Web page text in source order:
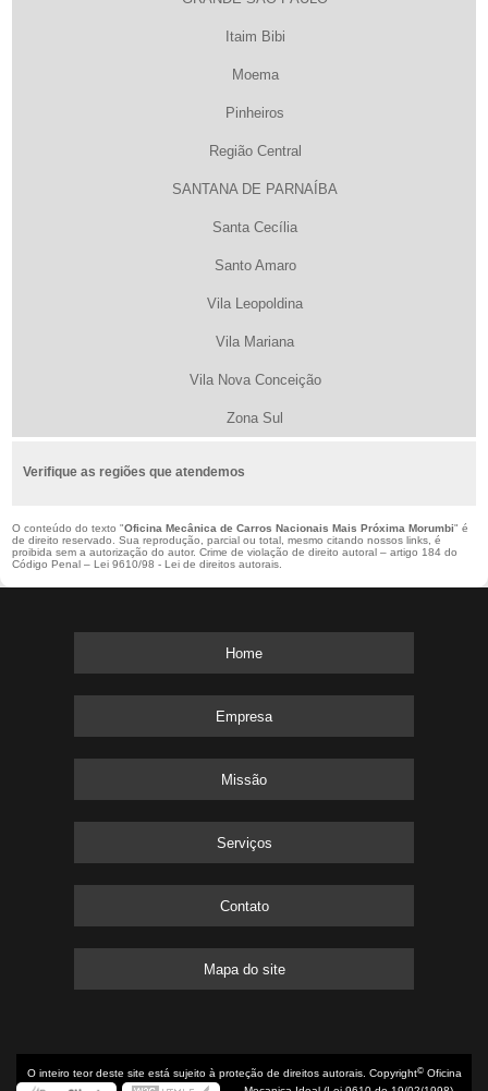
Itaim Bibi
Moema
Pinheiros
Região Central
SANTANA DE PARNAÍBA
Santa Cecília
Santo Amaro
Vila Leopoldina
Vila Mariana
Vila Nova Conceição
Zona Sul
Verifique as regiões que atendemos
O conteúdo do texto "Oficina Mecânica de Carros Nacionais Mais Próxima Morumbi" é
de direito reservado. Sua reprodução, parcial ou total, mesmo citando nossos links, é
proibida sem a autorização do autor. Crime de violação de direito autoral – artigo 184 do
Código Penal –Lei 9610/98 - Lei de direitos autorais.
Home
Empresa
Missão
Serviços
Contato
Mapa do site
O inteiro teor deste site está sujeito à proteção de direitos autorais. Copyright©Oficina